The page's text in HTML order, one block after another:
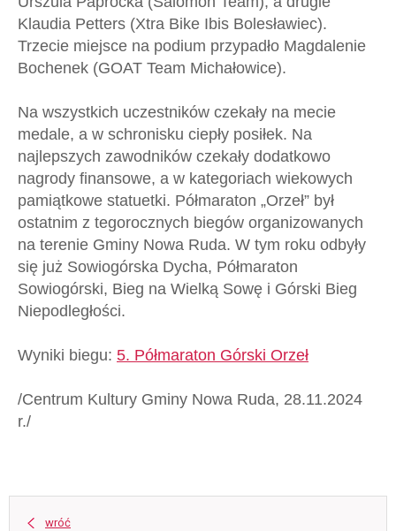
Klaudia Petters (Xtra Bike Ibis Bolesławiec).
Trzecie miejsce na podium przypadło Magdalenie
Bochenek (GOAT Team Michałowice).
Na wszystkich uczestników czekały na mecie
medale, a w schronisku ciepły posiłek. Na
najlepszych zawodników czekały dodatkowo
nagrody finansowe, a w kategoriach wiekowych
pamiątkowe statuetki. Półmaraton „Orzeł” był
ostatnim z tegorocznych biegów organizowanych
na terenie Gminy Nowa Ruda. W tym roku odbyły
się już Sowiogórska Dycha, Półmaraton
Sowiogórski, Bieg na Wielką Sowę i Górski Bieg
Niepodległości.
Wyniki biegu: 5. Półmaraton Górski Orzeł
/Centrum Kultury Gminy Nowa Ruda, 28.11.2024
r./
wróć